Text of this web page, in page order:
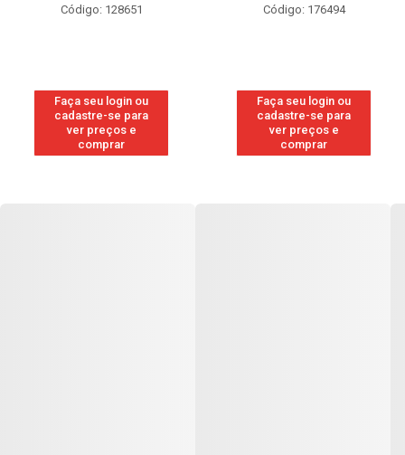
Código: 128651
Faça seu login ou
cadastre-se para
ver preços e
comprar
Código: 176494
Faça seu login ou
cadastre-se para
ver preços e
comprar